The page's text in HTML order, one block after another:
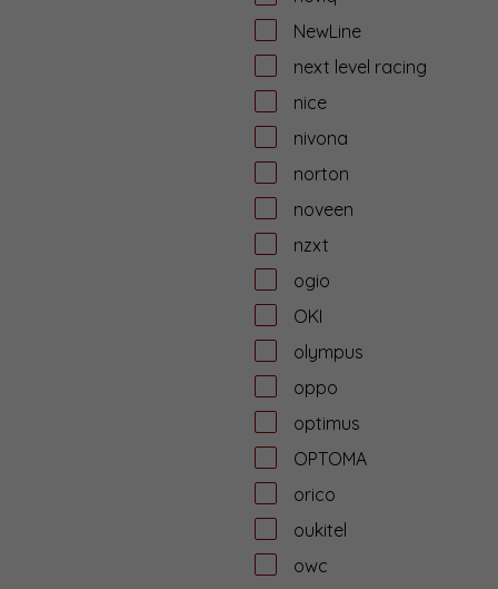
NewLine
next level racing
nice
nivona
norton
noveen
nzxt
ogio
OKI
olympus
oppo
optimus
OPTOMA
orico
oukitel
owc